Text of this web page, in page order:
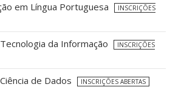
em Língua Portuguesa
INSCRIÇÕES
da Informação
INSCRIÇÕES
de Dados INSCRIÇÕES ABERTAS